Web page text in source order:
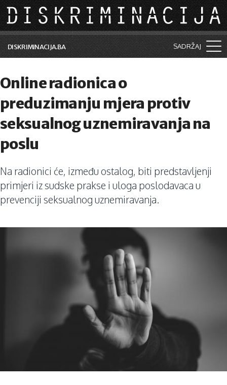
Skip to main content
DISKRIMINACIJA.BA SADRŽAJ
Vijesti i događaji
Aktuelne teme
Kolumne
Saradnja sa medijima
Pretraga
Online radionica o
preduzimanju mjera protiv
seksualnog uznemiravanja na
poslu
Na radionici će, između ostalog, biti predstavljenji
primjeri iz sudske prakse i uloga poslodavaca u
prevenciji seksualnog uznemiravanja.